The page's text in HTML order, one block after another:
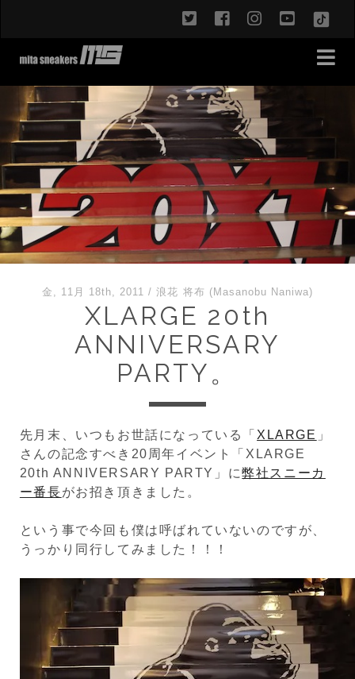
twitterfacebookinstagram
金, 11月 18th, 2011 /浪花 将布 (Masanobu Naniwa)
XLARGE 20th
ANNIVERSARY
PARTY。
先月末、いつもお世話になっている「 XLARGE 」
さんの記念すべき20周年イベント「XLARGE
20th ANNIVERSARY PARTY」に弊社スニーカ
ー番長がお招き頂きました。
という事で今回も僕は呼ばれていないのですが、
うっかり同行してみました！！！